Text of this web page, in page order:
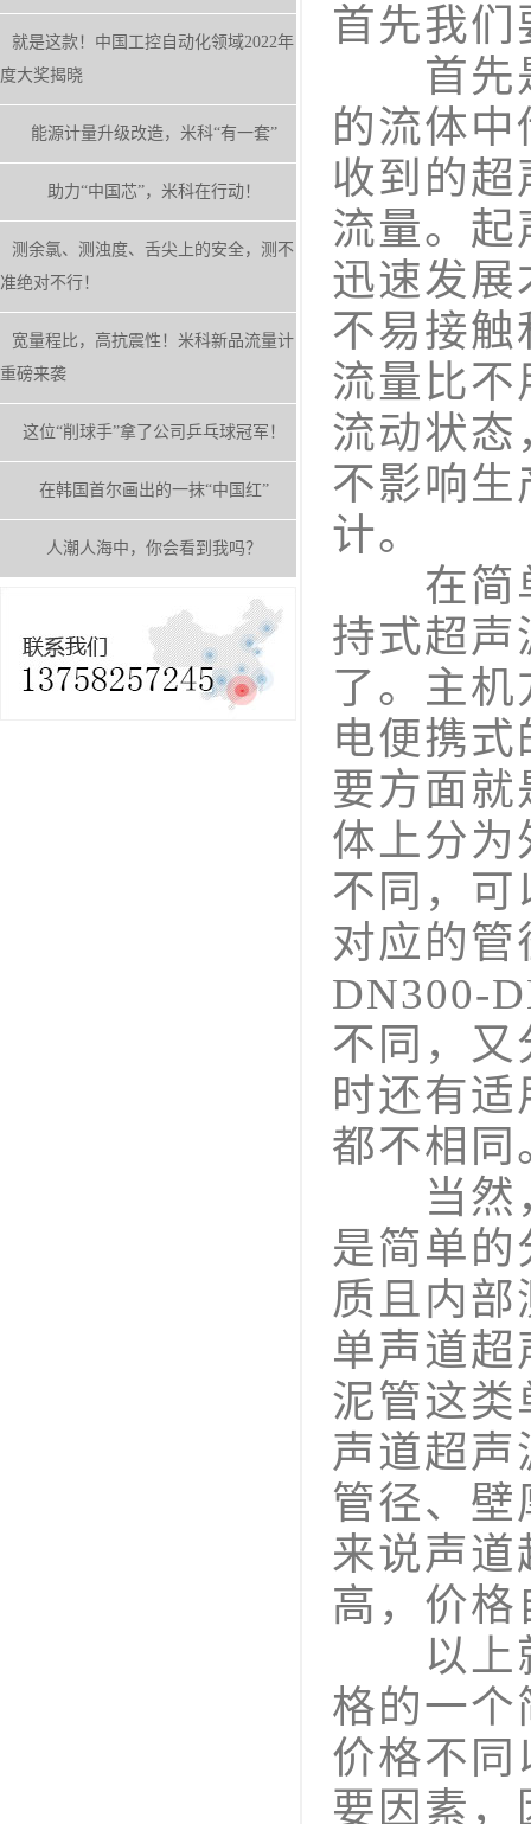
就是这款！中国工控自动化领域2022年
度大奖揭晓
能源计量升级改造，米科“有一套”
助力“中国芯”，米科在行动！
测余氯、测浊度、舌尖上的安全，测不
准绝对不行！
宽量程比，高抗震性！米科新品流量计
重磅来袭
这位“削球手”拿了公司乒乓球冠军！
在韩国首尔画出的一抹“中国红”
人潮人海中，你会看到我吗？
首先我
首先是
的流体
收到的
流量。起
迅速发展
不易接
流量比不
流动状态
不影响
计。
在简单
持式超声
了。主
电便携
要方面
体上分为
不同，
对应的
DN300-
不同，
时还有
都不相同
当然，
是简单
质且内
单声道
泥管这类
声道超
管径、
来说声
高，价
以上就
格的一个
价格不同
要因素